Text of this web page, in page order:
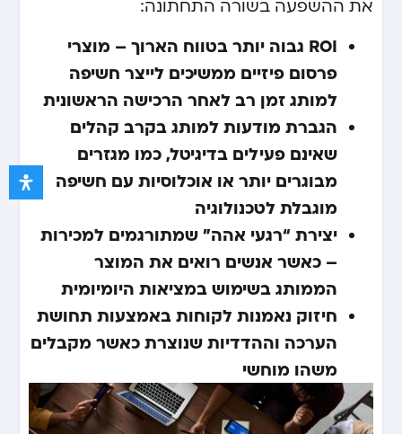
את ההשפעה בשורה התחתונה:
ROI גבוה יותר בטווח הארוך – מוצרי
פרסום פיזיים ממשיכים לייצר חשיפה
למותג זמן רב לאחר הרכישה הראשונית
הגברת מודעות למותג בקרב קהלים
שאינם פעילים בדיגיטל, כמו מגזרים
מבוגרים יותר או אוכלוסיות עם חשיפה
מוגבלת לטכנולוגיה
יצירת “רגעי אהה” שמתורגמים למכירות
– כאשר אנשים רואים את המוצר
הממותג בשימוש במציאות היומיומית
חיזוק נאמנות לקוחות באמצעות תחושת
הערכה וההדדיות שנוצרת כאשר מקבלים
משהו מוחשי